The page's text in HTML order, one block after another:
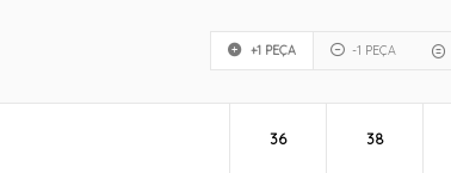
+1 PEÇA -1 PEÇA
36 38